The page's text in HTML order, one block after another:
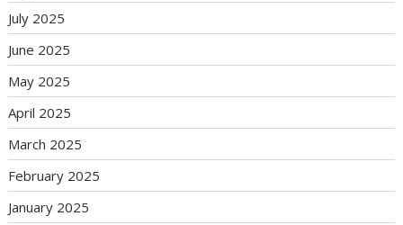
July 2025
June 2025
May 2025
April 2025
March 2025
February 2025
January 2025